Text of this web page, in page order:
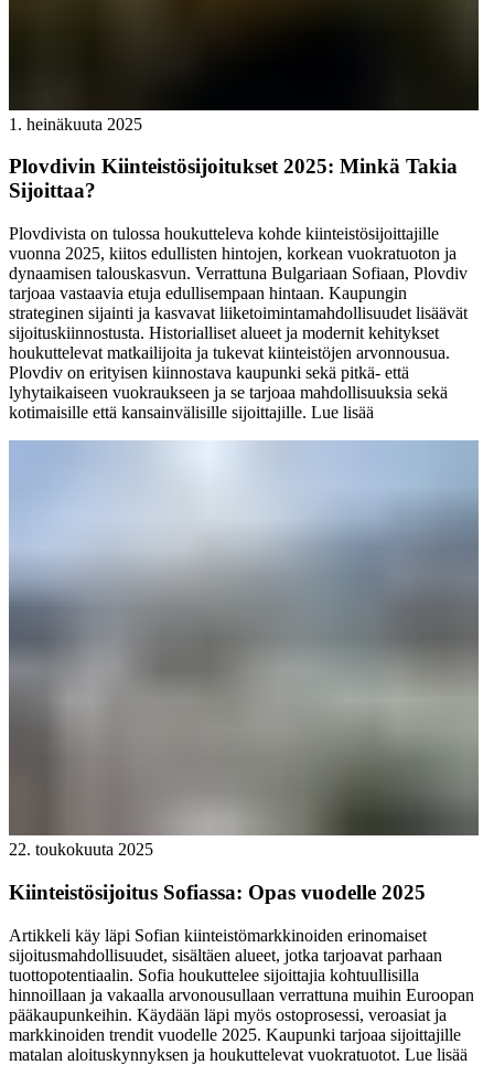
1. heinäkuuta 2025
Plovdivin Kiinteistösijoitukset 2025: Minkä Takia
Sijoittaa?
Plovdivista on tulossa houkutteleva kohde kiinteistösijoittajille
vuonna 2025, kiitos edullisten hintojen, korkean vuokratuoton ja
dynaamisen talouskasvun. Verrattuna Bulgariaan Sofiaan, Plovdiv
tarjoaa vastaavia etuja edullisempaan hintaan. Kaupungin
strateginen sijainti ja kasvavat liiketoimintamahdollisuudet lisäävät
sijoituskiinnostusta. Historialliset alueet ja modernit kehitykset
houkuttelevat matkailijoita ja tukevat kiinteistöjen arvonnousua.
Plovdiv on erityisen kiinnostava kaupunki sekä pitkä- että
lyhytaikaiseen vuokraukseen ja se tarjoaa mahdollisuuksia sekä
kotimaisille että kansainvälisille sijoittajille. Lue lisää
22. toukokuuta 2025
Kiinteistösijoitus Sofiassa: Opas vuodelle 2025
Artikkeli käy läpi Sofian kiinteistömarkkinoiden erinomaiset
sijoitusmahdollisuudet, sisältäen alueet, jotka tarjoavat parhaan
tuottopotentiaalin. Sofia houkuttelee sijoittajia kohtuullisilla
hinnoillaan ja vakaalla arvonousullaan verrattuna muihin Euroopan
pääkaupunkeihin. Käydään läpi myös ostoprosessi, veroasiat ja
markkinoiden trendit vuodelle 2025. Kaupunki tarjoaa sijoittajille
matalan aloituskynnyksen ja houkuttelevat vuokratuotot. Lue lisää